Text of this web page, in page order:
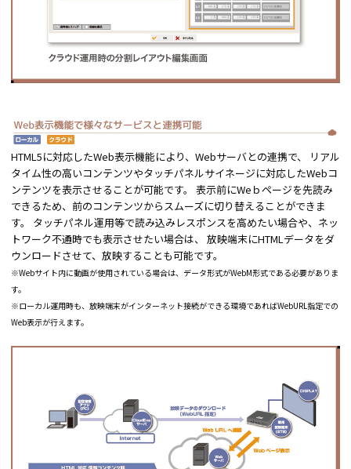
HTML5に対応したWeb表示機能により、Webサーバとの連携で、 リアル
タイム性の高いコンテンツやタッチパネルサイネージに対応したWebコ
ンテンツを表示させることが可能です。 表示前にWeｂページを先読み
できるため、前のコンテンツからスムーズに切り替えることができま
す。 タッチパネル運用等で読み込みレスポンスを高めたい場合や、ネッ
トワーク不通時でも表示させたい場合は、 放映端末にHTMLデータをダ
ウンロードさせて、放映することも可能です。
※Webサイト内に動画が使用されている場合は、データ形式がWebM形式である必要がありま
す。
※ローカル運用時も、放映端末がインターネット接続ができる環境であればWebURL指定での
Web表示が行えます。